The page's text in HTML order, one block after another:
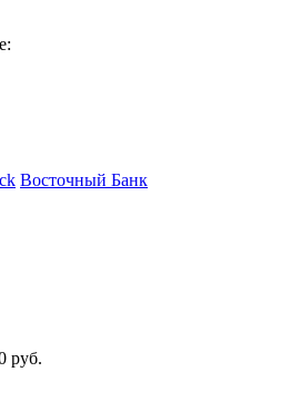
Восточный Банк
руб.